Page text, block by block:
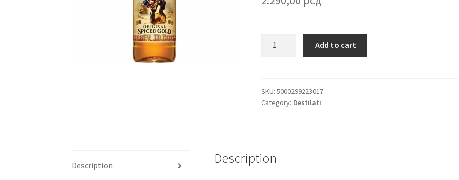
premium
karipski
Add to cart
SKU:5000299223017
Category: Destilati
Description Description